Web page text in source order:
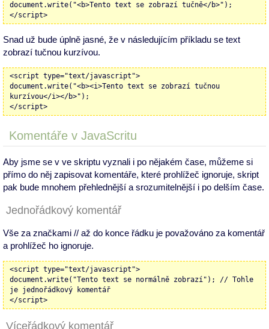
document.write("<b>Tento text se zobrazí tučně</b>");
</script>
Snad už bude úplně jasné, že v následujícím příkladu se text
zobrazí tučnou kurzívou.
<script type="text/javascript">
document.write("<b><i>Tento text se zobrazí tučnou
kurzívou</i></b>");
</script>
Komentáře v JavaScritu
Aby jsme se v ve skriptu vyznali i po nějakém čase, můžeme si
přímo do něj zapisovat komentáře, které prohlížeč ignoruje, skript
pak bude mnohem přehlednější a srozumitelnější i po delším čase.
Jednořádkový komentář
Vše za značkami // až do konce řádku je považováno za komentář
a prohlížeč ho ignoruje.
<script type="text/javascript">
document.write("Tento text se normálně zobrazí"); // Tohle
je jednořádkový komentář
</script>
Víceřádkový komentář